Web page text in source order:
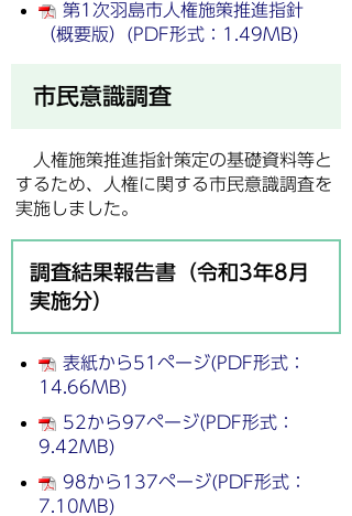
第1次羽島市人権施策推進指針
（概要版）(PDF形式：1.49MB)
市民意識調査
人権施策推進指針策定の基礎資料等と
するため、人権に関する市民意識調査を
実施しました。
調査結果報告書（令和3年8月
実施分）
表紙から51ページ(PDF形式：
14.66MB)
52から97ページ(PDF形式：
9.42MB)
98から137ページ(PDF形式：
7.10MB)